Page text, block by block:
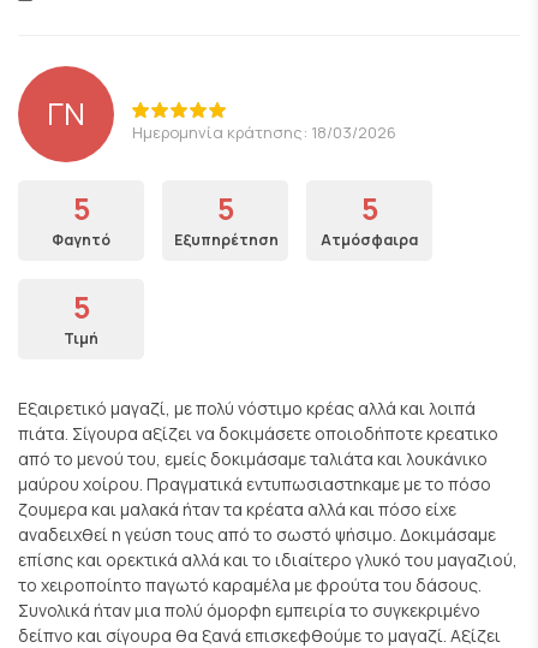
ΓΝ Ημερομηνία κράτησης: 18/03/2026
5
Φαγητό
5
Εξυπηρέτηση
5
Ατμόσφαιρα
5
Τιμή
Εξαιρετικό μαγαζί, με πολύ νόστιμο κρέας αλλά και λοιπά
πιάτα. Σίγουρα αξίζει να δοκιμάσετε οποιοδήποτε κρεατικο
από το μενού του, εμείς δοκιμάσαμε ταλιάτα και λουκάνικο
μαύρου χοίρου. Πραγματικά εντυπωσιαστηκαμε με το πόσο
ζουμερα και μαλακά ήταν τα κρέατα αλλά και πόσο είχε
αναδειχθεί η γεύση τους από το σωστό ψήσιμο. Δοκιμάσαμε
επίσης και ορεκτικά αλλά και το ιδιαίτερο γλυκό του μαγαζιού,
το χειροποίητο παγωτό καραμέλα με φρούτα του δάσους.
Συνολικά ήταν μια πολύ όμορφη εμπειρία το συγκεκριμένο
δείπνο και σίγουρα θα ξανά επισκεφθούμε το μαγαζί. Αξίζει